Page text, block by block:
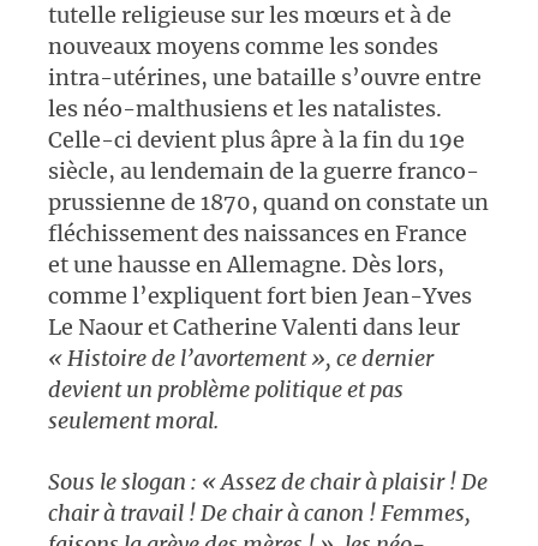
tutelle religieuse sur les mœurs et à de
nouveaux moyens comme les sondes
intra-utérines, une bataille s’ouvre entre
les néo-malthusiens et les natalistes.
Celle-ci devient plus âpre à la fin du 19e
siècle, au lendemain de la guerre franco-
prussienne de 1870, quand on constate un
fléchissement des naissances en France
et une hausse en Allemagne. Dès lors,
comme l’expliquent fort bien Jean-Yves
Le Naour et Catherine Valenti dans leur
«Histoire de l’avortement », ce dernier
devient un problème politique et pas
seulement moral.
Sous le slogan : « Assez de chair à plaisir ! De
chair à travail ! De chair à canon ! Femmes,